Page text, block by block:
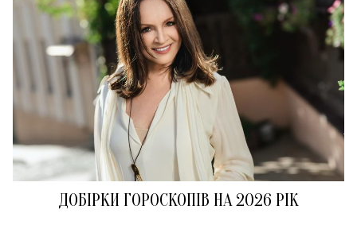
ДОБІРКИ ГОРОСКОПІВ НА 2026 РІК